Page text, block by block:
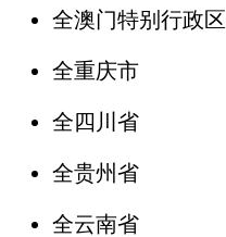
全澳门特别行政区
全重庆市
全四川省
全贵州省
全云南省